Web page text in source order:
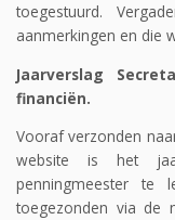
toegestuurd.
aanmerkingen en die
Jaarverslag
financiën.
Vooraf verzonden
website is het
penningmeester te
toegezonden via de